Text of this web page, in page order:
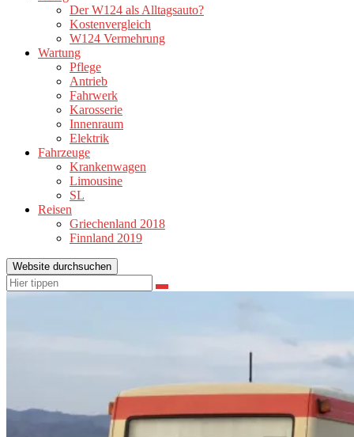
Der W124 als Alltagsauto?
Kostenvergleich
W124 Vermehrung
Wartung
Pflege
Antrieb
Fahrwerk
Karosserie
Innenraum
Elektrik
Fahrzeuge
Krankenwagen
Limousine
SL
Reisen
Griechenland 2018
Finnland 2019
Website durchsuchen
Suchen
nach:
Suchen